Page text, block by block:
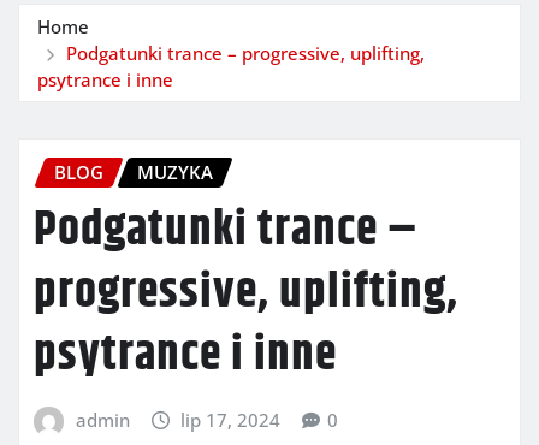
Home
Podgatunki trance – progressive, uplifting,
psytrance i inne
BLOG MUZYKA
Podgatunki trance –
progressive, uplifting,
psytrance i inne
admin lip 17, 2024 0